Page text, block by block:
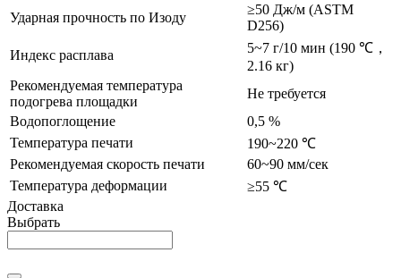
Ударная прочность по Изоду
≥50 Дж/м (ASTM
D256)
Индекс расплава
5~7 г/10 мин (190 ℃，
2.16 кг)
Рекомендуемая температура
подогрева площадки
Не требуется
Водопоглощение
0,5 %
Температура печати
190~220 ℃
Рекомендуемая скорость печати
60~90 мм/сек
Температура деформации
≥55 ℃
Доставка
Выбрать